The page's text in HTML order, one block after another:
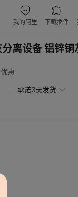
离设备 铝锌铜
惠
承诺3天发货